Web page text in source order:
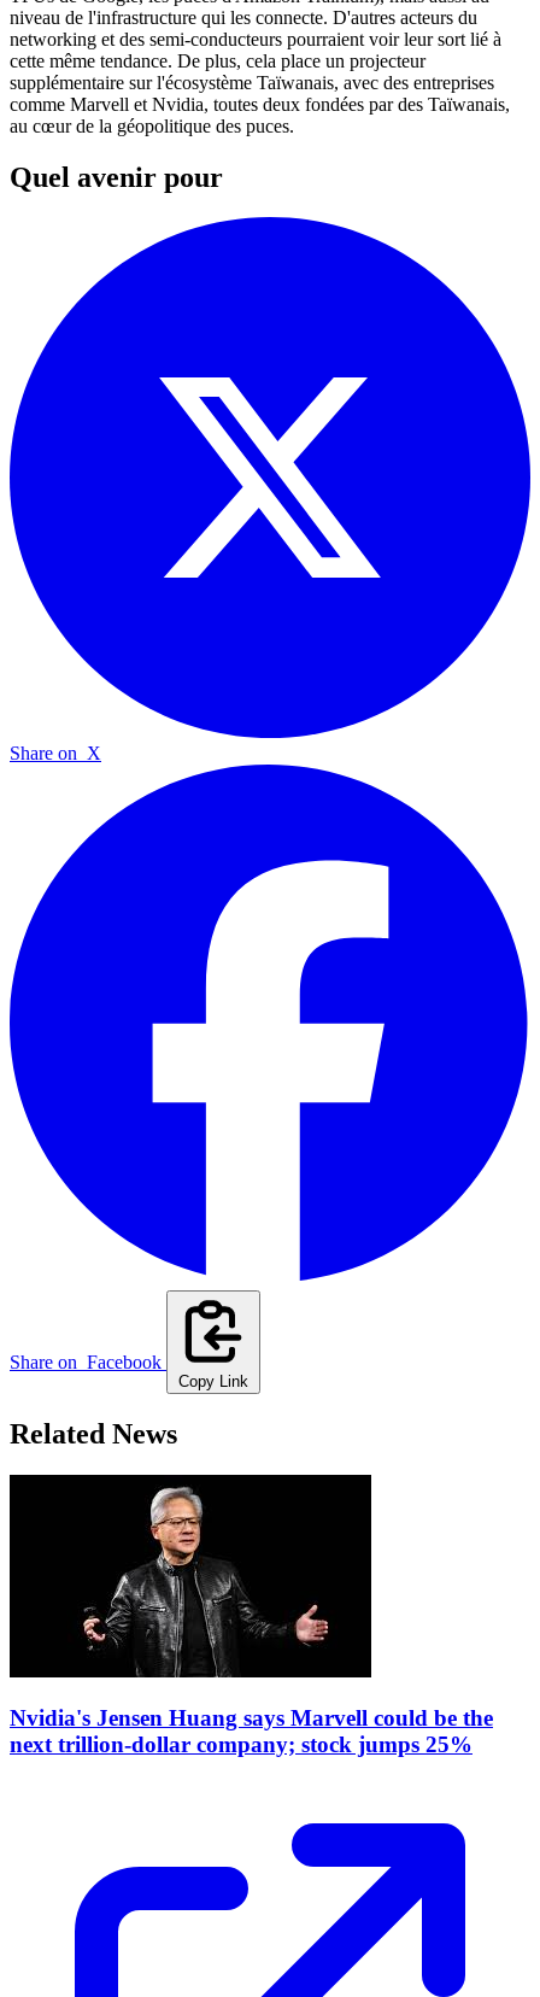
niveau de l'infrastructure qui les connecte. D'autres acteurs du
networking et des semi-conducteurs pourraient voir leur sort lié à
cette même tendance. De plus, cela place un projecteur
supplémentaire sur l'écosystème Taïwanais, avec des entreprises
comme Marvell et Nvidia, toutes deux fondées par des Taïwanais,
au cœur de la géopolitique des puces.
Quel avenir pour
Share on X
Share on Facebook
Copy Link
Related News
Nvidia's Jensen Huang says Marvell could be the
next trillion-dollar company; stock jumps 25%